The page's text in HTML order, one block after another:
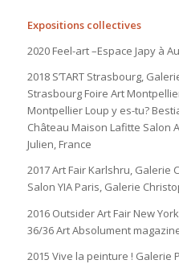
Expositions collectives
2020 Feel-art –Espace Japy à
2018 S’TART Strasbourg,
Strasbourg Foire Art
Montpellier Loup y es-tu?
Château Maison Lafitte Salon
Julien, France
2017 Art Fair Karlshru, Galerie
Salon YIA Paris, Galerie
2016 Outsider Art Fair New
36/36 Art Absolument
2015 Vive la peinture ! Galerie